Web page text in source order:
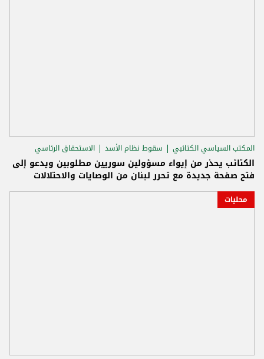
المكتب السياسي الكتائبي سقوط نظام الأسد الاستحقاق الرئاسي
الكتائب يحذر من إيواء مسؤولين سوريين مطلوبين ويدعو إلى
فتح صفحة جديدة مع تحرر لبنان من الوصايات والاحتلالات
محليات